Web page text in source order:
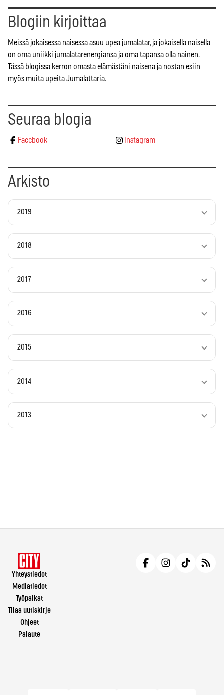
Blogiin kirjoittaa
Meissä jokaisessa naisessa asuu upea jumalatar, ja jokaisella naisella
on oma uniikki jumalatarenergiansa ja oma tapansa olla nainen.
Tässä blogissa kerron omasta elämästäni naisena ja nostan esiin
myös muita upeita Jumalattaria.
Seuraa blogia
Facebook Instagram
Arkisto
2019
2018
2017
2016
2015
2014
2013
Yhteystiedot
Mediatiedot
Työpaikat
Tilaa uutiskirje
Ohjeet
Palaute